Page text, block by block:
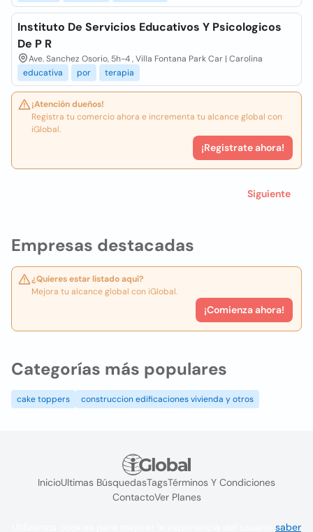
Empresas destacadas
¿Quieres estar listado aquí?
Mejora tu alcance global con iGlobal.
¡Comienza ahora!
Instituto De Servicios Educativos Y Psicologicos
De P R
Ave. Sanchez Osorio, 5h-4 , Villa Fontana Park Car | Carolina
educativa
por terapia
¡Atención dueños!
Registra tu comercio ahora e incrementa tu alcance global con
iGlobal.
¡Registrate ahora!
Siguiente
Categorías más populares
cake toppers construccion edificaciones vivienda y otros
InicioUltimas BúsquedasTagsTérminos Y Condiciones
ContactoVer Planes
saber